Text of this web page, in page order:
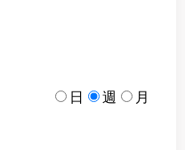
日 週 月